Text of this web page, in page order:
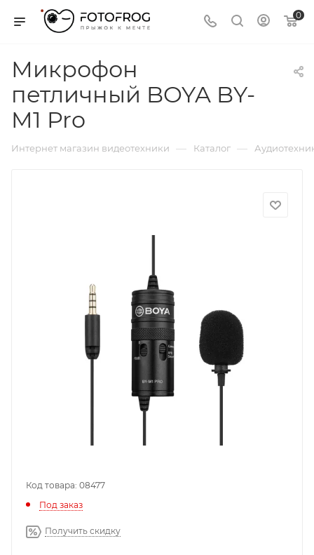
0
Микрофон
петличный BOYA BY-
M1 Pro
Интернет магазин видеотехники — Каталог —
Код товара: 08477
Под заказ
Получить скидку